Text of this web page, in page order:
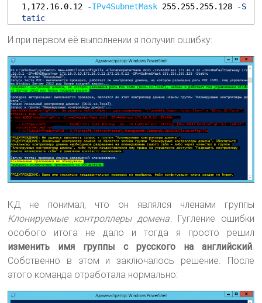
1 ,172.16.0.12 -IPv4SubnetMask 255.255.255.128 -S
tatic
И при первом её выполнении я получил ошибку:
КД не понимал, что он являлся членами группы
Клонируемые контроллеры домена . Гугление ошибки
особого итога не дало и тогда я просто решил
изменить имя группы с русского на английский.
Собственно в этом и заключалось решение. После
этого команда отработала нормально: